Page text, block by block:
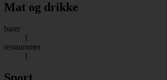
Mat og drikke
barer
1
restauranter
1